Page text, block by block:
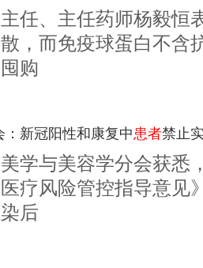
任、主任药师杨毅恒
，而免疫球蛋白不含
购
新冠阳性和康复中患者禁止
学与美容学分会获悉
疗风险管控指导意见
后